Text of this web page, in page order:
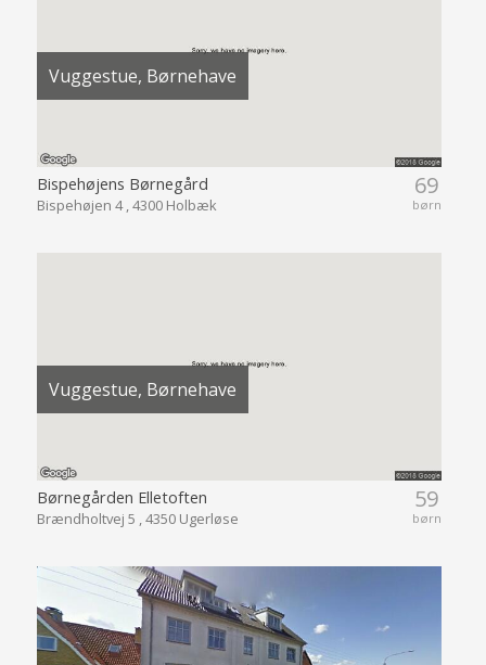
Vuggestue, Børnehave
69
børn
Bispehøjens Børnegård
Bispehøjen 4 , 4300 Holbæk
Vuggestue, Børnehave
59
børn
Børnegården Elletoften
Brændholtvej 5 , 4350 Ugerløse